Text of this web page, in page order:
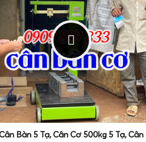
Bàn 5 Tạ, Cân Cơ 500kg 5 Tạ,